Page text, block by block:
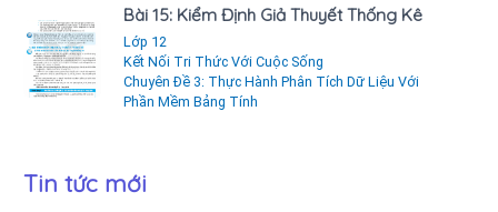
Bài 15: Kiểm Định Giả Thuyết Thống Kê
Lớp 12
Kết Nối Tri Thức Với Cuộc Sống
Chuyên Đề 3: Thực Hành Phân Tích Dữ Liệu Với
Phần Mềm Bảng Tính
Tin tức mới